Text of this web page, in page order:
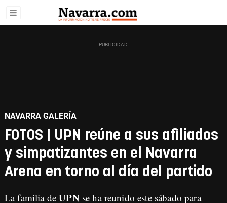
NAVARRA GALERÍA
FOTOS | UPN reúne a sus afiliados
y simpatizantes en el Navarra
Arena en torno al día del partido
La familia deUPN se ha reunido este sábado para